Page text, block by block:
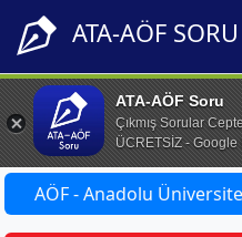
ATA-AÖF SORU
ATA-AÖF Soru
Çıkmış Sorular
ÜCRETSİZ - Google
AÖF - Anadolu